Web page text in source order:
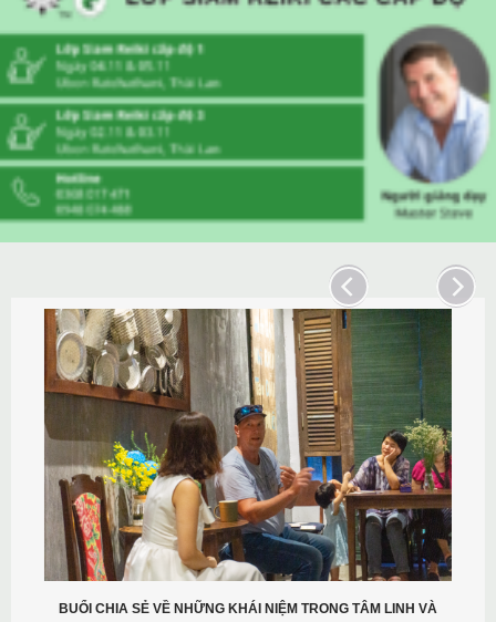
BUỔI CHIA SẺ VỀ NHỮNG KHÁI NIỆM TRONG TÂM LINH VÀ